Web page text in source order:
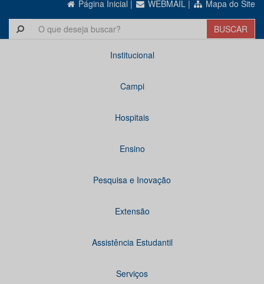
Página Inicial | WEBMAIL | Mapa do Site
Institucional
Campi
Hospitais
Ensino
Pesquisa e Inovação
Extensão
Assistência Estudantil
Serviços